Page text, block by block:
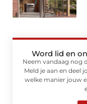
Word lid en
Neem vandaag nog
Meld je aan en deel
welke manier jouw